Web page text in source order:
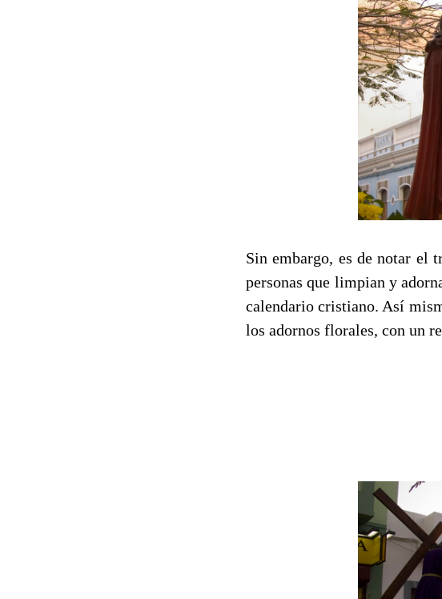
Sin embargo, es de notar el
personas que limpian y
calendario cristiano. Así
los adornos florales, con un